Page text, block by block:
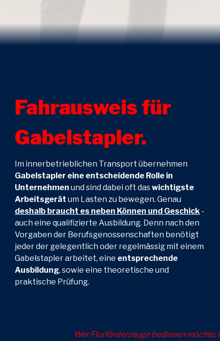
Fahrausweis für
Gabelstapler.
Im innerbetrieblichen Transport übernehmen
Gabelstapler eine entscheidende Rolle in
Unternehmen und sind dabei oft daswichtigste
Arbeitsgerät um Lasten zu bewegen. Genau
deshalb braucht es neben Können und Geschick -
auch eine qualifizierte Ausbildung. Denn nach den
Vorgaben der Berufsgenossenschaften benötigt
jeder der gelegentlich oder regelmässig mit einem
Gabelstapler arbeitet, eine entsprechende
Ausbildung, sowie eine theoretische und
praktische Prüfung.
Wer Flurförderzeuge bedienen möchte,